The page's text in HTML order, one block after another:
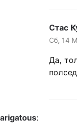
Стас
Сб, 14
Да,
arigatous: